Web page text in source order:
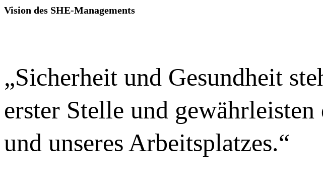
Vision des SHE-Managements
„Sicherheit und Gesundheit
erster Stelle und
und unseres Arbeitsplatzes.“